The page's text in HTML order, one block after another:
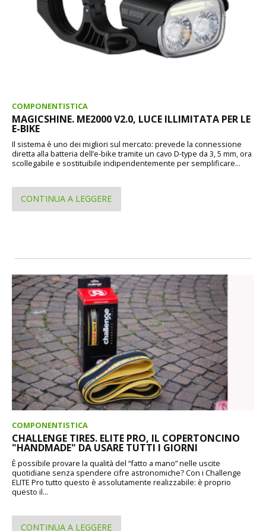
COMPONENTISTICA
MAGICSHINE. ME2000 V2.0, LUCE ILLIMITATA PER LE
E-BIKE
Il sistema è uno dei migliori sul mercato: prevede la connessione
diretta alla batteria dell’e-bike tramite un cavo D-type da 3, 5 mm, ora
scollegabile e sostituibile indipendentemente per semplificare...
CONTINUA A LEGGERE
COMPONENTISTICA
CHALLENGE TIRES. ELITE PRO, IL COPERTONCINO
"HANDMADE" DA USARE TUTTI I GIORNI
È possibile provare la qualità del “fatto a mano” nelle uscite
quotidiane senza spendere cifre astronomiche? Con i Challenge
ELITE Pro tutto questo è assolutamente realizzabile: è proprio
questo il...
CONTINUA A LEGGERE